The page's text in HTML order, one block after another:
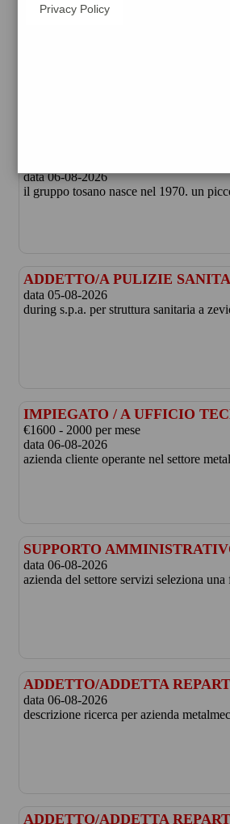
SALDATORE JUNIOR
data 06-08-2026
il gruppo tosano nasce nel 1970. un
ADDETTO/A PULIZIE
data 05-08-2026
during s.p.a. per struttura sanitaria a
IMPIEGATO / A UFFICIO
€1600 - 2000 per mese
data 06-08-2026
azienda cliente operante nel settore
SUPPORTO
data 06-08-2026
azienda del settore servizi seleziona una
ADDETTO/ADDETTA
data 06-08-2026
descrizione ricerca per azienda
ADDETTO/ADDETTA
Privacy Policy